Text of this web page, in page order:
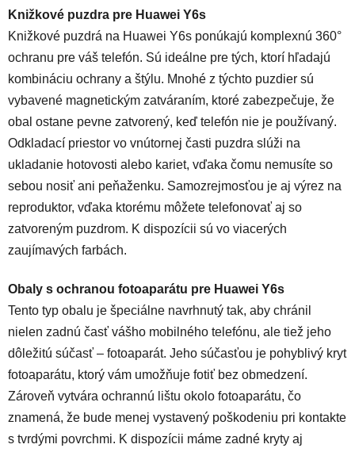
Knižkové puzdra pre Huawei Y6s
Knižkové puzdrá na Huawei Y6s ponúkajú komplexnú 360°
ochranu pre váš telefón. Sú ideálne pre tých, ktorí hľadajú
kombináciu ochrany a štýlu. Mnohé z týchto puzdier sú
vybavené magnetickým zatváraním, ktoré zabezpečuje, že
obal ostane pevne zatvorený, keď telefón nie je používaný.
Odkladací priestor vo vnútornej časti puzdra slúži na
ukladanie hotovosti alebo kariet, vďaka čomu nemusíte so
sebou nosiť ani peňaženku. Samozrejmosťou je aj výrez na
reproduktor, vďaka ktorému môžete telefonovať aj so
zatvoreným puzdrom. K dispozícii sú vo viacerých
zaujímavých farbách.
Obaly s ochranou fotoaparátu pre Huawei Y6s
Tento typ obalu je špeciálne navrhnutý tak, aby chránil
nielen zadnú časť vášho mobilného telefónu, ale tiež jeho
dôležitú súčasť – fotoaparát. Jeho súčasťou je pohyblivý kryt
fotoaparátu, ktorý vám umožňuje fotiť bez obmedzení.
Zároveň vytvára ochrannú lištu okolo fotoaparátu, čo
znamená, že bude menej vystavený poškodeniu pri kontakte
s tvrdými povrchmi. K dispozícii máme zadné kryty aj